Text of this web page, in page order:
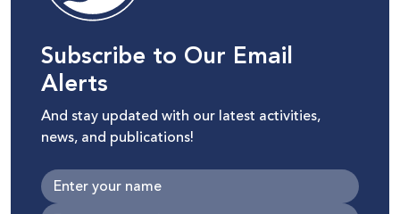
Subscribe to Our Email
Alerts
And stay updated with our latest activities,
news, and publications!